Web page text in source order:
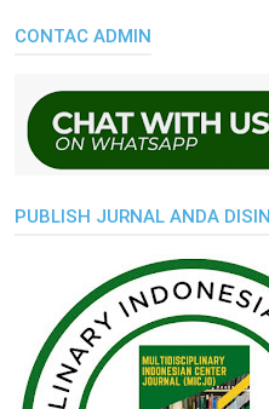
CONTAC ADMIN
PUBLISH JURNAL ANDA DISINI